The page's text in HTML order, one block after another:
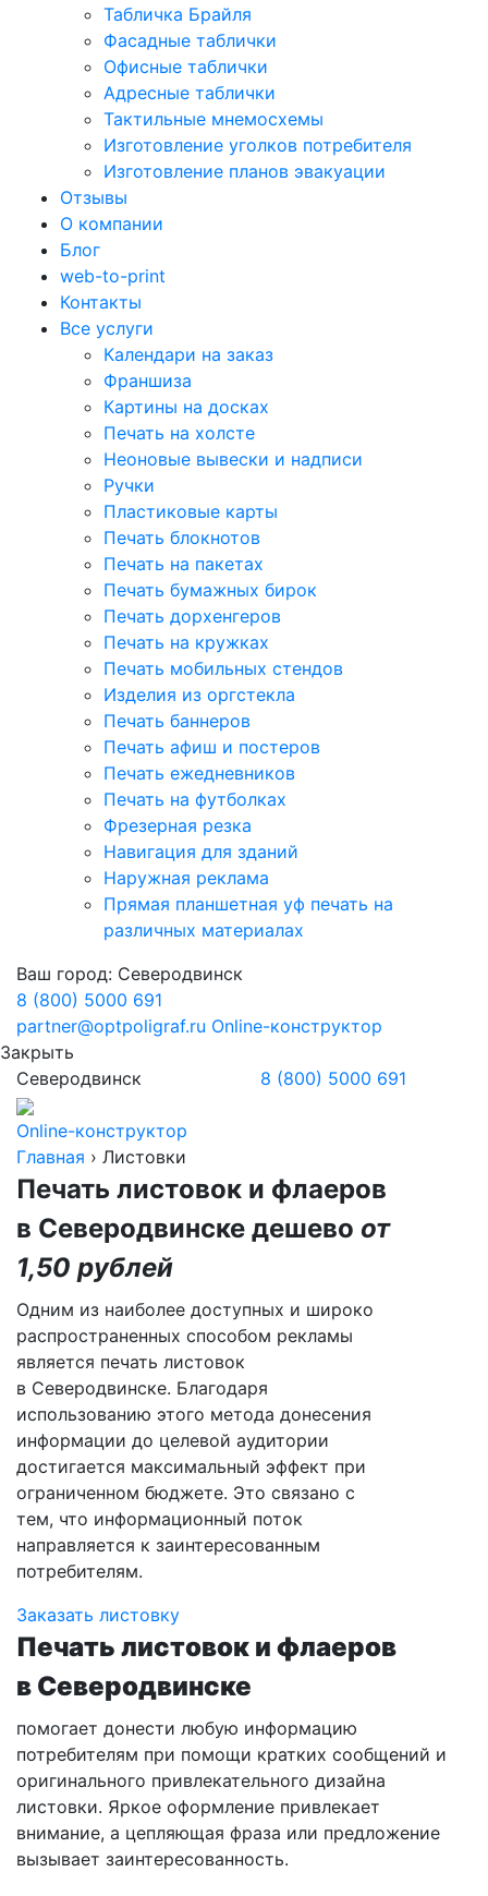
Табличка Брайля
Фасадные таблички
Офисные таблички
Адресные таблички
Тактильные мнемосхемы
Изготовление уголков потребителя
Изготовление планов эвакуации
Отзывы
О компании
Блог
web-to-print
Контакты
Все услуги
Календари на заказ
Франшиза
Картины на досках
Печать на холсте
Неоновые вывески и надписи
Ручки
Пластиковые карты
Печать блокнотов
Печать на пакетах
Печать бумажных бирок
Печать дорхенгеров
Печать на кружках
Печать мобильных стендов
Изделия из оргстекла
Печать баннеров
Печать афиш и постеров
Печать ежедневников
Печать на футболках
Фрезерная резка
Навигация для зданий
Наружная реклама
Прямая планшетная уф печать на
различных материалах
Ваш город: Северодвинск
8 (800) 5000 691
partner@optpoligraf.ru Online-конструктор
Закрыть
Северодвинск
8 (800) 5000 691
Online-конструктор
Главная › Листовки
Печать листовок и флаеров
в Северодвинске дешево от
1,50 рублей
Одним из наиболее доступных и широко
распространенных способом рекламы
является печать листовок
в Северодвинске. Благодаря
использованию этого метода донесения
информации до целевой аудитории
достигается максимальный эффект при
ограниченном бюджете. Это связано с
тем, что информационный поток
направляется к заинтересованным
потребителям.
Заказать листовку
Печать листовок и флаеров
в Северодвинске
помогает донести любую информацию
потребителям при помощи кратких сообщений и
оригинального привлекательного дизайна
листовки. Яркое оформление привлекает
внимание, а цепляющая фраза или предложение
вызывает заинтересованность.